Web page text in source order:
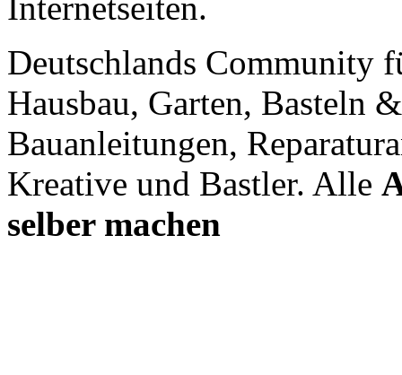
Internetseiten.
Deutschlands Community
Hausbau, Garten, Basteln
Bauanleitungen,
Kreative und Bastler. Alle
selber machen